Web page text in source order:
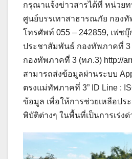
กรุณาแจ้งข่าวสารได้ที่ หน่วย
ศูนย์บรรเทาสาธารณภัย กอง
โทรศัพท์ 055 – 242859, เฟซบุ๊
ประชาสัมพันธ์ กองทัพภาคที่ 3
กองทัพภาคที่ 3 (ทภ.3) http://
สามารถส่งข้อมูลผ่านระบบ
ตรงแม่ทัพภาคที่ 3” ID Line :
ข้อมูล เพื่อให้การช่วยเหลือปร
พิบัติต่างๆ ในพื้นที่เป็นการเร่ง